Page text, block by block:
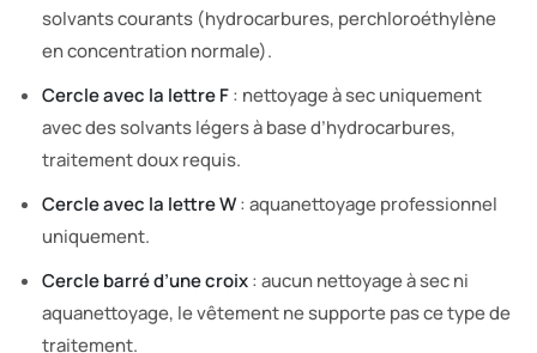
solvants courants (hydrocarbures, perchloroéthylène
en concentration normale).
Cercle avec la lettre F: nettoyage à sec uniquement
avec des solvants légers à base d’hydrocarbures,
traitement doux requis.
Cercle avec la lettre W: aquanettoyage professionnel
uniquement.
Cercle barré d’une croix: aucun nettoyage à sec ni
aquanettoyage, le vêtement ne supporte pas ce type de
traitement.